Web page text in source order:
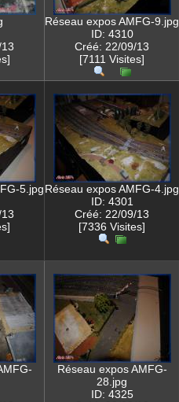
Réseau expos AMFG-9.jpg
ID: 4310
Créé: 22/09/13
[7111 Visites]
5.jpgRéseau expos AMFG-4.jpg
ID: 4301
Créé: 22/09/13
[7336 Visites]
Réseau expos AMFG-
28.jpg
ID: 4325